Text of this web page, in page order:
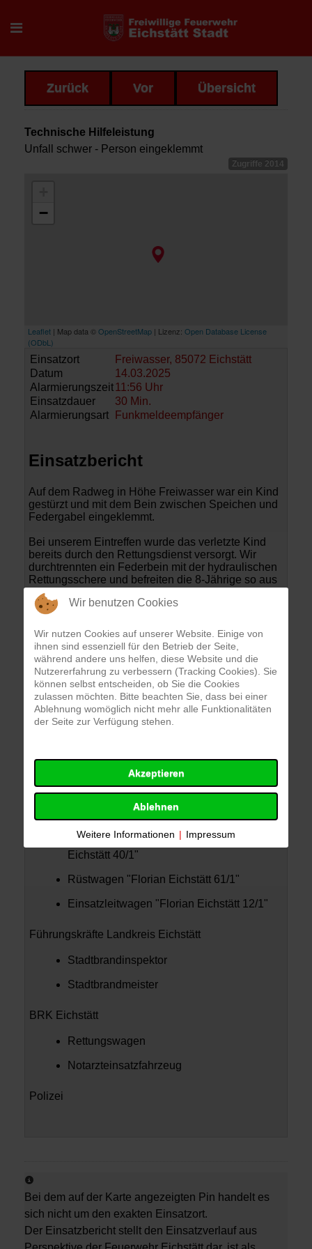
Zurück Vor Übersicht
Technische Hilfeleistung
Unfall schwer - Person eingeklemmt
Zugriffe 2014
−
Leaflet | Map data © OpenStreetMap | Lizenz: Open Database License
(ODbL)
Einsatzort
Freiwasser, 85072 Eichstätt
Datum
14.03.2025
Alarmierungszeit 11:56 Uhr
Einsatzdauer
30 Min.
Alarmierungsart
Funkmeldeempfänger
Einsatzbericht
Auf dem Radweg in Höhe Freiwasser war ein Kind
gestürzt und mit dem Bein zwischen Speichen und
Federgabel eingeklemmt.
Bei unserem Eintreffen wurde das verletzte Kind
bereits durch den Rettungsdienst versorgt. Wir
durchtrennten ein Federbein mit der hydraulischen
Rettungsschere und befreiten die 8-Jährige so aus
ihrer schmerzhaften Lage.
Einsatzbilder
Einsatzkräfte
FF Eichstätt
Hilfeleistungslöschfahrzeug "Florian
Eichstätt 40/1"
Rüstwagen "Florian Eichstätt 61/1"
Einsatzleitwagen "Florian Eichstätt 12/1"
Führungskräfte Landkreis Eichstätt
Stadtbrandinspektor
Stadtbrandmeister
BRK Eichstätt
Rettungswagen
Notarzteinsatzfahrzeug
Polizei
Bei dem auf der Karte angezeigten Pin handelt es
sich nicht um den exakten Einsatzort.
Der Einsatzbericht stellt den Einsatzverlauf aus
Wir benutzen Cookies
Wir nutzen Cookies auf unserer Website. Einige von
ihnen sind essenziell für den Betrieb der Seite,
während andere uns helfen, diese Website und die
Nutzererfahrung zu verbessern (Tracking Cookies). Sie
können selbst entscheiden, ob Sie die Cookies
zulassen möchten. Bitte beachten Sie, dass bei einer
Ablehnung womöglich nicht mehr alle Funktionalitäten
der Seite zur Verfügung stehen.
Akzeptieren
Ablehnen
Weitere Informationen | Impressum